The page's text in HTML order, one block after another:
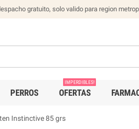
gratuito, solo valido para region
PERROS OFERTAS
IMPERDIBLES!
Instinctive 85 grs